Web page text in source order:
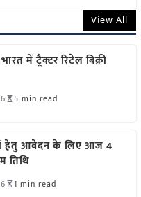
View All
में ट्रैक्टर रिटेल बिक्री
5 min read
हेतु आवेदन के लिए आज 4
तिथि
1 min read